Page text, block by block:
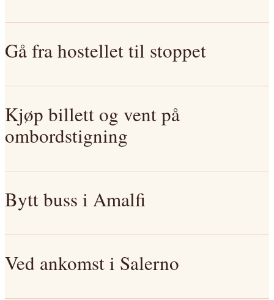
Gå fra hostellet til stoppet
Kjøp billett og vent på
ombordstigning
Bytt buss i Amalfi
Ved ankomst i Salerno